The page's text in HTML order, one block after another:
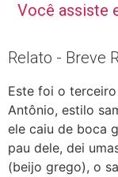
Você assiste
Relato - Breve
Este foi o
Antônio, estilo
ele caiu de boca
pau dele, dei
(beijo grego), o